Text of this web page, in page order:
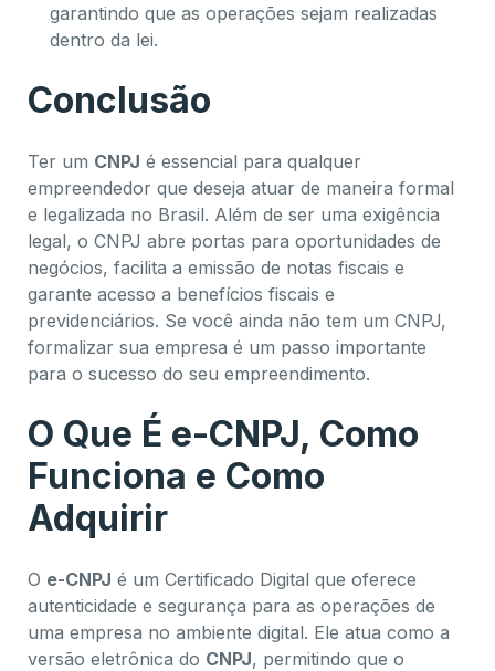
garantindo que as operações sejam realizadas
dentro da lei.
Conclusão
Ter um CNPJ é essencial para qualquer
empreendedor que deseja atuar de maneira formal
e legalizada no Brasil. Além de ser uma exigência
legal, o CNPJ abre portas para oportunidades de
negócios, facilita a emissão de notas fiscais e
garante acesso a benefícios fiscais e
previdenciários. Se você ainda não tem um CNPJ,
formalizar sua empresa é um passo importante
para o sucesso do seu empreendimento.
O Que É e-CNPJ, Como
Funciona e Como
Adquirir
O e-CNPJ é um Certificado Digital que oferece
autenticidade e segurança para as operações de
uma empresa no ambiente digital. Ele atua como a
versão eletrônica do CNPJ, permitindo que o